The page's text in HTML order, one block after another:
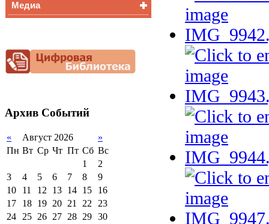
Снижение
документационной
нагрузки
Медиа
Архив Событий
« Август 2026
»
Пн Вт Ср Чт Пт Сб Вс
1
2
3
4 5 6 7 8
9
10
11 12 13 14 15
16
17
18 19 20 21 22 23
24 25 26 27 28 29 30